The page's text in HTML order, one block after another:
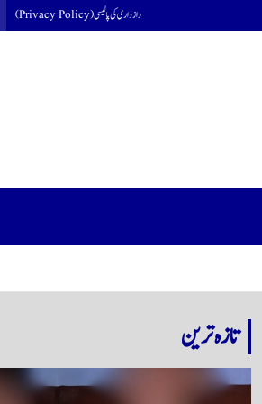
رازداری کی پالیسی (Privacy Policy)
تازہ ترین